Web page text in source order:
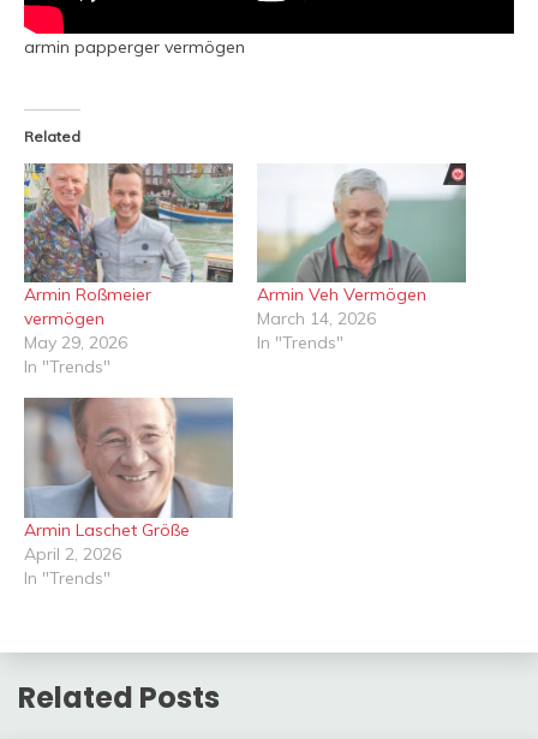
armin papperger vermögen
Related
Armin Roßmeier
vermögen
May 29, 2026
In "Trends"
Armin Veh Vermögen
March 14, 2026
In "Trends"
Armin Laschet Größe
April 2, 2026
In "Trends"
Related Posts